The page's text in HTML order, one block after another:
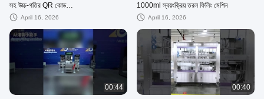
সহ উচ্চ-গতির QR কোড
রিডিং#QRCodeDetection
April 16, 2026
1000ml স্বয়ংক্রিয় তরল ফিলিং মেশিন
April 16, 2026
00:44 00:40